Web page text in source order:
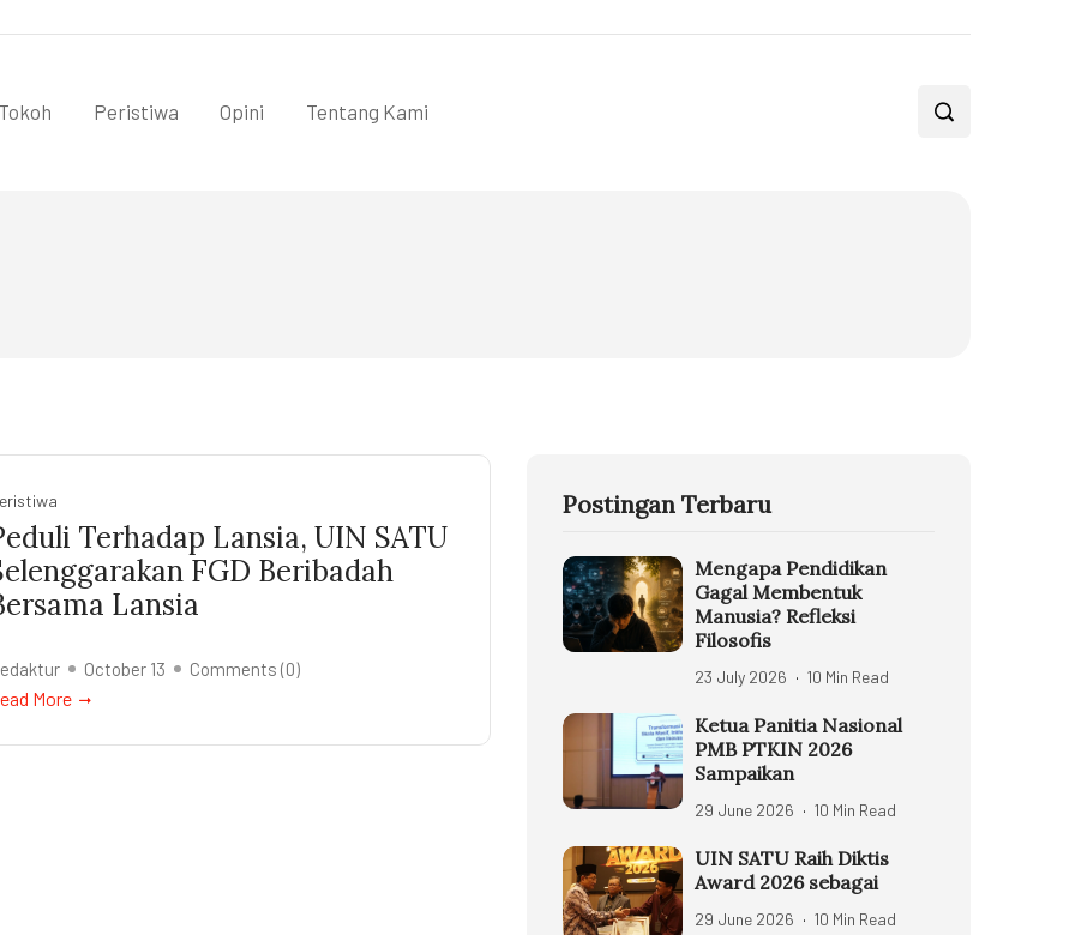
Peristiwa Opini Tentang Kami
Terhadap Lansia, UIN SATU
FGD Beribadah
Lansia
October 13 Comments (0)
More
Postingan Terbaru
Mengapa Pendidikan
Gagal Membentuk
Manusia? Refleksi
Filosofis
23 July 2026 10 Min Read
Ketua Panitia Nasional
PMB PTKIN 2026
Sampaikan
29 June 2026 10 Min Read
UIN SATU Raih Diktis
Award 2026 sebagai
29 June 2026 10 Min Read